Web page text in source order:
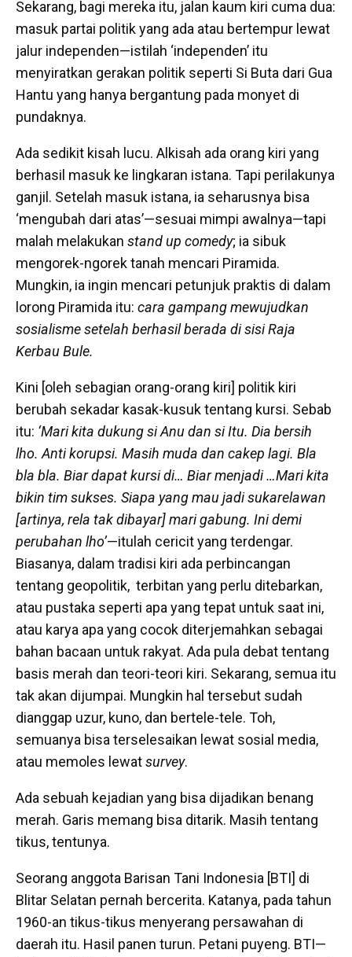
Sekarang, bagi mereka itu, jalan kaum kiri cuma dua:
masuk partai politik yang ada atau bertempur lewat
jalur independen—istilah ‘independen’ itu
menyiratkan gerakan politik seperti Si Buta dari Gua
Hantu yang hanya bergantung pada monyet di
pundaknya.
Ada sedikit kisah lucu. Alkisah ada orang kiri yang
berhasil masuk ke lingkaran istana. Tapi perilakunya
ganjil. Setelah masuk istana, ia seharusnya bisa
‘mengubah dari atas’—sesuai mimpi awalnya—tapi
malah melakukan stand up comedy; ia sibuk
mengorek-ngorek tanah mencari Piramida.
Mungkin, ia ingin mencari petunjuk praktis di dalam
lorong Piramida itu: cara gampang mewujudkan
sosialisme setelah berhasil berada di sisi Raja
Kerbau Bule.
Kini [oleh sebagian orang-orang kiri] politik kiri
berubah sekadar kasak-kusuk tentang kursi. Sebab
itu: ‘Mari kita dukung si Anu dan si Itu. Dia bersih
lho. Anti korupsi. Masih muda dan cakep lagi. Bla
bla bla. Biar dapat kursi di… Biar menjadi …Mari kita
bikin tim sukses. Siapa yang mau jadi sukarelawan
[artinya, rela tak dibayar] mari gabung. Ini demi
perubahan lho’—itulah cericit yang terdengar.
Biasanya, dalam tradisi kiri ada perbincangan
tentang geopolitik, terbitan yang perlu ditebarkan,
atau pustaka seperti apa yang tepat untuk saat ini,
atau karya apa yang cocok diterjemahkan sebagai
bahan bacaan untuk rakyat. Ada pula debat tentang
basis merah dan teori-teori kiri. Sekarang, semua itu
tak akan dijumpai. Mungkin hal tersebut sudah
dianggap uzur, kuno, dan bertele-tele. Toh,
semuanya bisa terselesaikan lewat sosial media,
atau memoles lewatsurvey.
Ada sebuah kejadian yang bisa dijadikan benang
merah. Garis memang bisa ditarik. Masih tentang
tikus, tentunya.
Seorang anggota Barisan Tani Indonesia [BTI] di
Blitar Selatan pernah bercerita. Katanya, pada tahun
1960-an tikus-tikus menyerang persawahan di
daerah itu. Hasil panen turun. Petani puyeng. BTI—